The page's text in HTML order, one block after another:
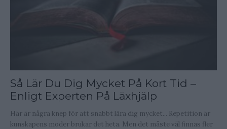
Så Lär Du Dig Mycket På Kort Tid –
Enligt Experten På Läxhjälp
Här är några knep för att snabbt lära dig mycket... Repetition är
kunskapens moder brukar det heta. Men det måste väl finnas fler